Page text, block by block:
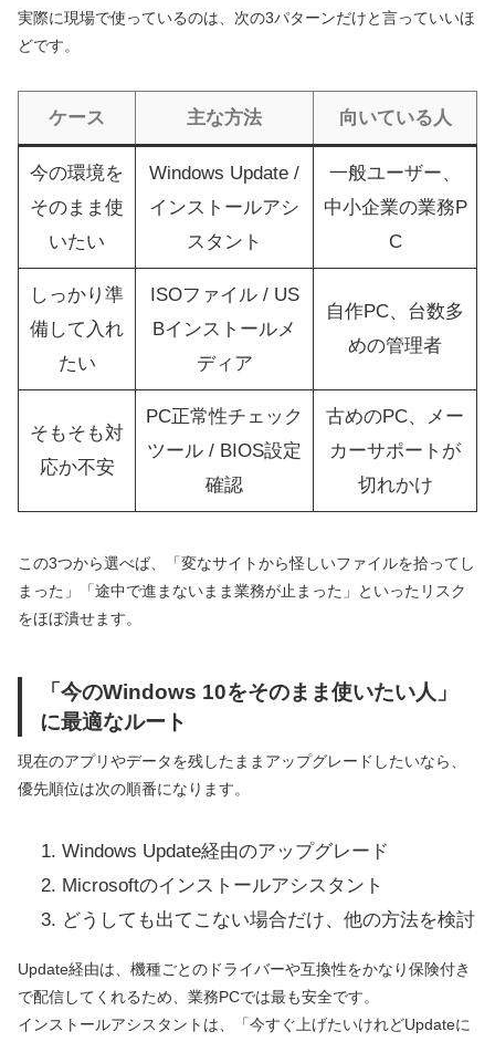
実際に現場で使っているのは、次の3パターンだけと言っていいほ
どです。
ケース 主な方法 向いている人
今の環境を
そのまま使
いたい
Windows Update /
インストールアシ
スタント
一般ユーザー、
中小企業の業務P
C
しっかり準
備して入れ
たい
ISOファイル / US
Bインストールメ
ディア
自作PC、台数多
めの管理者
そもそも対
応か不安
PC正常性チェック
ツール / BIOS設定
確認
古めのPC、メー
カーサポートが
切れかけ
この3つから選べば、「変なサイトから怪しいファイルを拾ってし
まった」「途中で進まないまま業務が止まった」といったリスク
をほぼ潰せます。
「今のWindows 10をそのまま使いたい人」
に最適なルート
現在のアプリやデータを残したままアップグレードしたいなら、
優先順位は次の順番になります。
Windows Update経由のアップグレード
Microsoftのインストールアシスタント
どうしても出てこない場合だけ、他の方法を検討
Update経由は、機種ごとのドライバーや互換性をかなり保険付き
で配信してくれるため、業務PCでは最も安全です。
インストールアシスタントは、「今すぐ上げたいけれどUpdateに